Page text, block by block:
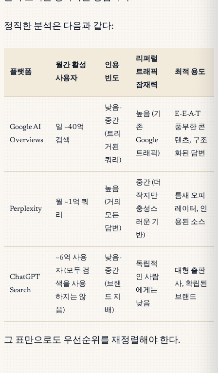
정직한 분석은 다음과 같다:
플랫폼
월간 활성
사용자
인용
빈도
리퍼럴
트래픽
잠재력
최적 용도
Google AI
Overviews
일 ~40억
검색
낮음-
중간
(트리
거된
쿼리)
높음 (기
존
Google
트래픽)
E-E-A-T
풍부한 콘
텐츠, 구조
화된 답변
Perplexity
월 ~1억 쿼
리
높음
(거의
모든
답변)
중간 (더
작지만
충성스
러운 기
반)
틈새 오퍼
레이터, 인
용된 소스
ChatGPT
Search
~6억 사용
자 (모두 검
색을 사용
하지는 않
음)
낮음-
중간
(브랜
드 지
배)
독립적
인 사람
에게는
낮음
대형 출판
사, 확립된
브랜드
그 표만으로도 우선순위를 재정렬해야 한다.